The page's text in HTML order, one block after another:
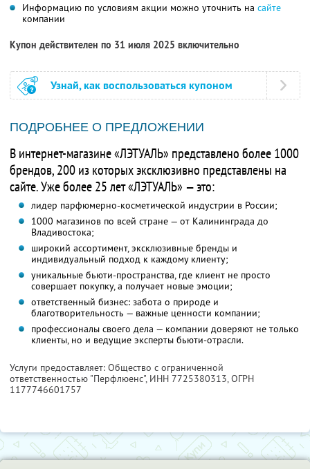
Информацию по условиям акции можно уточнить на сайте
компании
Купон действителен по 31 июля 2025 включительно
Узнай, как воспользоваться купоном
ПОДРОБНЕЕ О ПРЕДЛОЖЕНИИ
В интернет-магазине «ЛЭТУАЛЬ» представлено более 1000
брендов, 200 из которых эксклюзивно представлены на
сайте. Уже более 25 лет «ЛЭТУАЛЬ» — это:
лидер парфюмерно-косметической индустрии в России;
1000 магазинов по всей стране — от Калининграда до
Владивостока;
широкий ассортимент, эксклюзивные бренды и
индивидуальный подход к каждому клиенту;
уникальные бьюти-пространства, где клиент не просто
совершает покупку, а получает новые эмоции;
ответственный бизнес: забота о природе и
благотворительность — важные ценности компании;
профессионалы своего дела — компании доверяют не только
клиенты, но и ведущие эксперты бьюти-отрасли.
Услуги предоставляет: Общество с ограниченной
ответственностью "Перфлюенс", ИНН 7725380313, ОГРН
1177746601757